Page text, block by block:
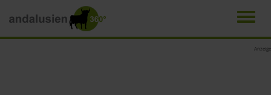
Anzeige